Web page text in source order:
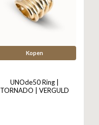
Kopen
UNOde50 Ring |
TORNADO | VERGULD